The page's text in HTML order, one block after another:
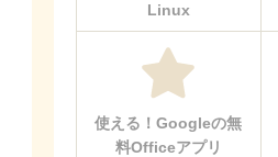
Linux
使える！Googleの無
料Officeアプリ